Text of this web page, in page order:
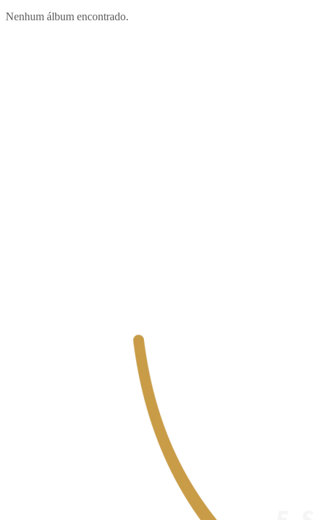
Nenhum álbum encontrado.